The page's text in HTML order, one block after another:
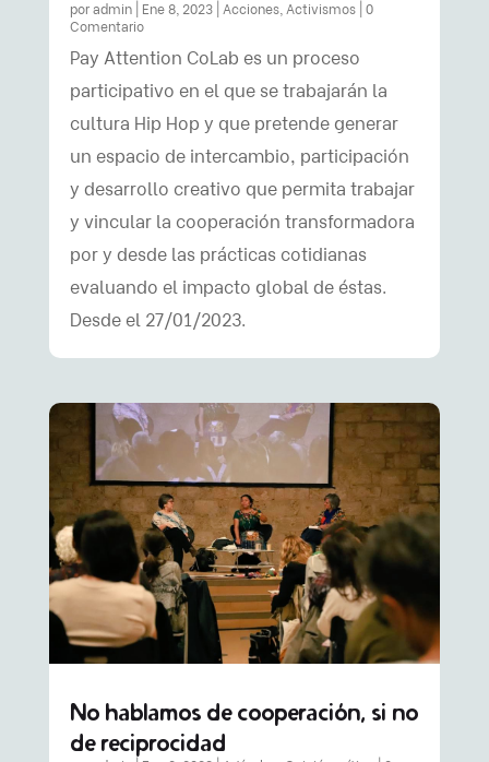
por admin| Ene 8, 2023| Acciones, Activismos| 0
Comentario
Pay Attention CoLab es un proceso
participativo en el que se trabajarán la
cultura Hip Hop y que pretende generar
un espacio de intercambio, participación
y desarrollo creativo que permita trabajar
y vincular la cooperación transformadora
por y desde las prácticas cotidianas
evaluando el impacto global de éstas.
Desde el 27/01/2023.
No hablamos de cooperación, si no
de reciprocidad